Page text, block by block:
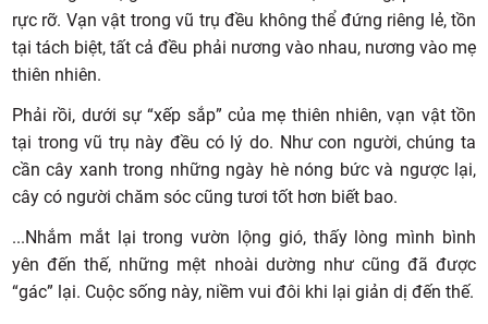
rực rỡ. Vạn vật trong vũ trụ đều không thể đứng riêng lẻ, tồn
tại tách biệt, tất cả đều phải nương vào nhau, nương vào mẹ
thiên nhiên.
Phải rồi, dưới sự “xếp sắp” của mẹ thiên nhiên, vạn vật tồn
tại trong vũ trụ này đều có lý do. Như con người, chúng ta
cần cây xanh trong những ngày hè nóng bức và ngược lại,
cây có người chăm sóc cũng tươi tốt hơn biết bao.
...Nhắm mắt lại trong vườn lộng gió, thấy lòng mình bình
yên đến thế, những mệt nhoài dường như cũng đã được
“gác” lại. Cuộc sống này, niềm vui đôi khi lại giản dị đến thế.